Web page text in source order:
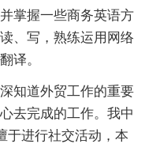
掌握一些商务英语方
、写，熟练运用网络
译。
知道外贸工作的重要
去完成的工作。我中
于进行社交活动，本